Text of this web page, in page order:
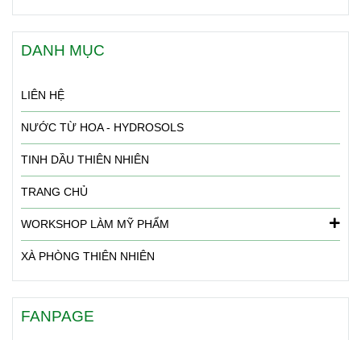
DANH MỤC
LIÊN HỆ
NƯỚC TỪ HOA - HYDROSOLS
TINH DẦU THIÊN NHIÊN
TRANG CHỦ
WORKSHOP LÀM MỸ PHẨM
XÀ PHÒNG THIÊN NHIÊN
FANPAGE